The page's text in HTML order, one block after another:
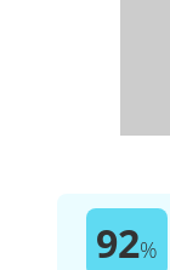
92%